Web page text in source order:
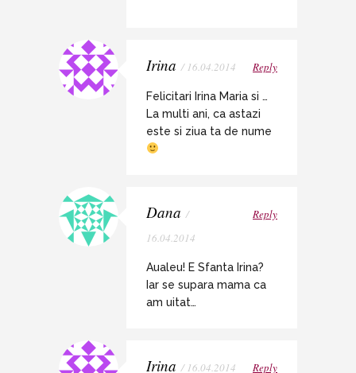
Irina / 16.04.2014 Reply
Felicitari Irina Maria si …
La multi ani, ca astazi
este si ziua ta de nume
Dana /
16.04.2014
Reply
Aualeu! E Sfanta Irina?
Iar se supara mama ca
am uitat…
Irina / 16.04.2014 Reply